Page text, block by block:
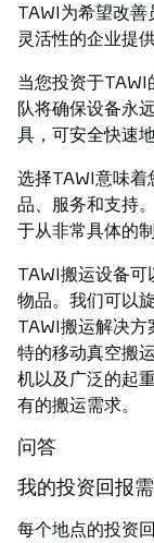
TAWI为希望改
灵活性的企业提供
当您投资于
队将确保设备永
具，可安全快速
选择TAWI意味着
品、服务和支持
于从非常具体的
TAWI搬运设备
物品。我们可以
TAWI搬运解决
特的移动真空搬
机以及广泛的起
有的搬运需求。
问答
我的投资回报
每个地点的投资